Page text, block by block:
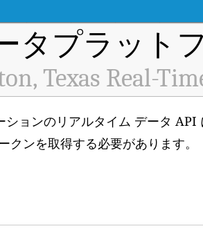
タプラット
Texas Real-
ョンのリアルタイム データ API
クンを取得する必要があります。